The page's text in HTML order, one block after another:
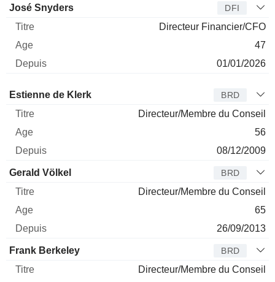
José Snyders DFI
Directeur Financier/CFO
47
01/01/2026
Administrateur Titre
Estienne de Klerk BRD
Directeur/Membre du Conseil
56
08/12/2009
Gerald Völkel BRD
Directeur/Membre du Conseil
65
26/09/2013
Frank Berkeley BRD
Directeur/Membre du Conseil